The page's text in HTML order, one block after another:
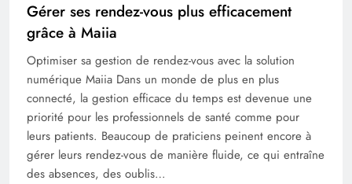
Gérer ses rendez-vous plus efficacement
grâce à Maiia
Optimiser sa gestion de rendez-vous avec la solution
numérique Maiia Dans un monde de plus en plus
connecté, la gestion efficace du temps est devenue une
priorité pour les professionnels de santé comme pour
leurs patients. Beaucoup de praticiens peinent encore à
gérer leurs rendez-vous de manière fluide, ce qui entraîne
des absences, des oublis…